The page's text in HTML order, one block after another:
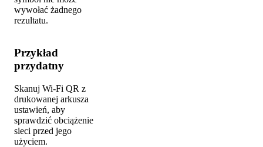
wywołać żadnego
rezultatu.
Przykład
przydatny
Skanuj Wi-Fi QR z
drukowanej arkusza
ustawień, aby
sprawdzić obciążenie
sieci przed jego
użyciem.